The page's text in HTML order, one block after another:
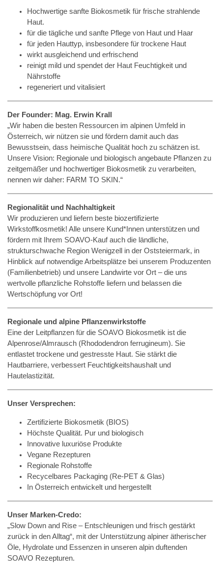
Hochwertige sanfte Biokosmetik für frische strahlende
Haut.
für die tägliche und sanfte Pflege von Haut und Haar
für jeden Hauttyp, insbesondere für trockene Haut
wirkt ausgleichend und erfrischend
reinigt mild und spendet der Haut Feuchtigkeit und
Nährstoffe
regeneriert und vitalisiert
Der Founder: Mag. Erwin Krall
„Wir haben die besten Ressourcen im alpinen Umfeld in
Österreich, wir nützen sie und fördern damit auch das
Bewusstsein, dass heimische Qualität hoch zu schätzen ist.
Unsere Vision: Regionale und biologisch angebaute Pflanzen zu
zeitgemäßer und hochwertiger Biokosmetik zu verarbeiten,
nennen wir daher: FARM TO SKIN.“
Regionalität und Nachhaltigkeit
Wir produzieren und liefern beste biozertifizierte
Wirkstoffkosmetik! Alle unsere Kund*Innen unterstützen und
fördern mit Ihrem SOAVO-Kauf auch die ländliche,
strukturschwache Region Wenigzell in der Oststeiermark, in
Hinblick auf notwendige Arbeitsplätze bei unserem Produzenten
(Familienbetrieb) und unsere Landwirte vor Ort – die uns
wertvolle pflanzliche Rohstoffe liefern und belassen die
Wertschöpfung vor Ort!
Regionale und alpine Pflanzenwirkstoffe
Eine der Leitpflanzen für die SOAVO Biokosmetik ist die
Alpenrose/Almrausch (Rhododendron ferrugineum). Sie
entlastet trockene und gestresste Haut. Sie stärkt die
Hautbarriere, verbessert Feuchtigkeitshaushalt und
Hautelastizität.
Unser Versprechen:
Zertifizierte Biokosmetik (BIOS)
Höchste Qualität. Pur und biologisch
Innovative luxuriöse Produkte
Vegane Rezepturen
Regionale Rohstoffe
Recycelbares Packaging (Re-PET & Glas)
In Österreich entwickelt und hergestellt
Unser Marken-Credo:
„Slow Down and Rise – Entschleunigen und frisch gestärkt
zurück in den Alltag“, mit der Unterstützung alpiner ätherischer
Öle, Hydrolate und Essenzen in unseren alpin duftenden
SOAVO Rezepturen.